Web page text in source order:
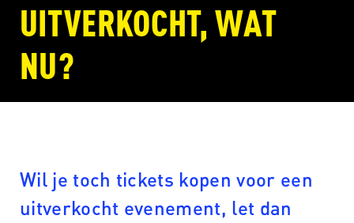
UITVERKOCHT, WAT
NU?
Wil je toch tickets kopen voor een
uitverkocht evenement, let dan